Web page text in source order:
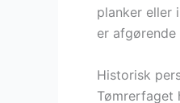
planker eller
er
Historisk
Tømrerfaget